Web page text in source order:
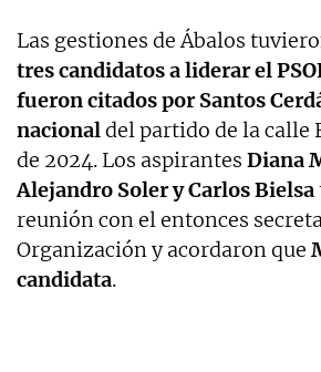
Las gestiones de Ábalos
tres candidatos a liderar el
fueron citados por Santos
nacionaldel partido de la calle
de 2024. Los aspirantes Diana
Alejandro Soler y Carlos Bielsa
reunión con el entonces
Organización y acordaron que
candidata.